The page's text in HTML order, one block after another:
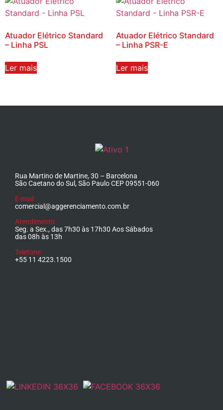
Atuador Elétrico Standard
– Linha PSL
Ler mais
Atuador Elétrico Standard
– Linha PSR-E
Ler mais
Rua Martino de Martine, 30 – Barcelona
São Caetano do Sul, São Paulo CEP 09551-060
E-mail
comercial@aggerenciamento.com.br
Atendimento
Seg. a Sex., das 7h30 às 17h30 Aos Sábados
das 08h às 13h
Telefone
+55 11 4223.1500